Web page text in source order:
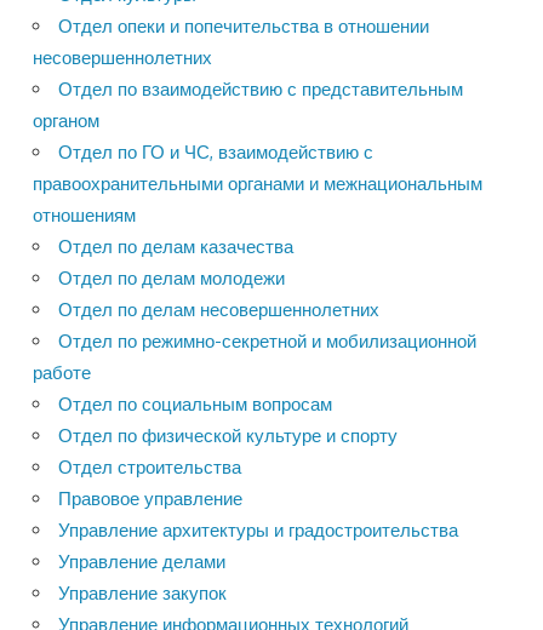
Отдел опеки и попечительства в отношении
несовершеннолетних
Отдел по взаимодействию с представительным
органом
Отдел по ГО и ЧС, взаимодействию с
правоохранительными органами и межнациональным
отношениям
Отдел по делам казачества
Отдел по делам молодежи
Отдел по делам несовершеннолетних
Отдел по режимно-секретной и мобилизационной
работе
Отдел по социальным вопросам
Отдел по физической культуре и спорту
Отдел строительства
Правовое управление
Управление архитектуры и градостроительства
Управление делами
Управление закупок
Управление информационных технологий